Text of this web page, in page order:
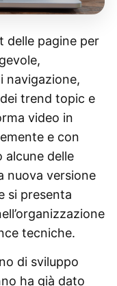
delle pagine per
navigazione,
trend topic e
video in
e con
delle
nuova versione
si presenta
tecniche.
di sviluppo
ha già dato